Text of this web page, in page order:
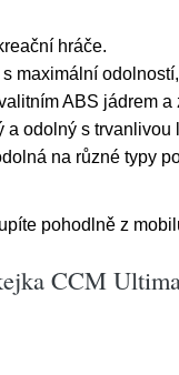
hráče.
maximální
ABS jádrem
a odolný s trvanlivou
na různé typy
pohodlně z
CCM